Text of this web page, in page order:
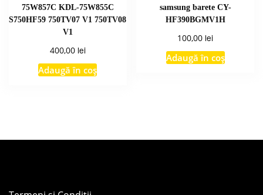
75W857C KDL-75W855C
S750HF59 750TV07 V1 750TV08
V1
400,00 lei
Adaugă în coș
samsung barete CY-
HF390BGMV1H
100,00 lei
Adaugă în coș